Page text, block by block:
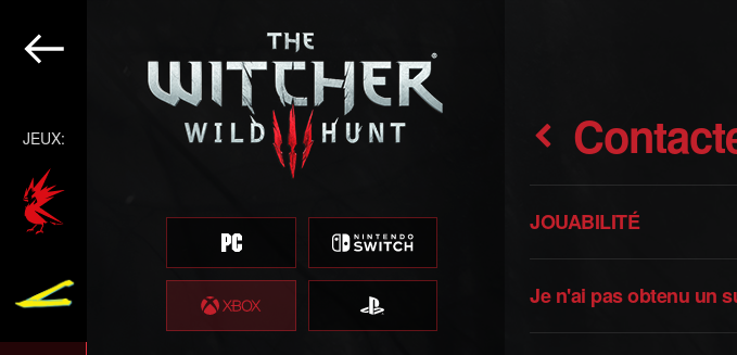
JEUX:
JOUABILITÉ
Je n'ai pas obtenu un